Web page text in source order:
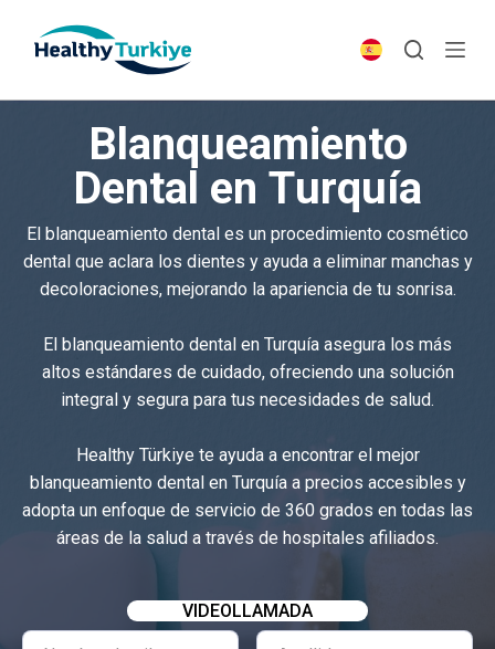
p
n
t
Blanqueamiento
Dental en Turquía
El blanqueamiento dental es un procedimiento cosmético
dental que aclara los dientes y ayuda a eliminar manchas y
decoloraciones, mejorando la apariencia de tu sonrisa.
El blanqueamiento dental en Turquía asegura los más
altos estándares de cuidado, ofreciendo una solución
integral y segura para tus necesidades de salud.
Healthy Türkiye te ayuda a encontrar el mejor
blanqueamiento dental en Turquía a precios accesibles y
adopta un enfoque de servicio de 360 grados en todas las
áreas de la salud a través de hospitales afiliados.
VIDEOLLAMADA